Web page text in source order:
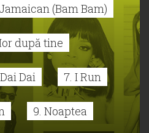
(Bam Bam)
după tine
Dai 7. I Run
9. Noaptea